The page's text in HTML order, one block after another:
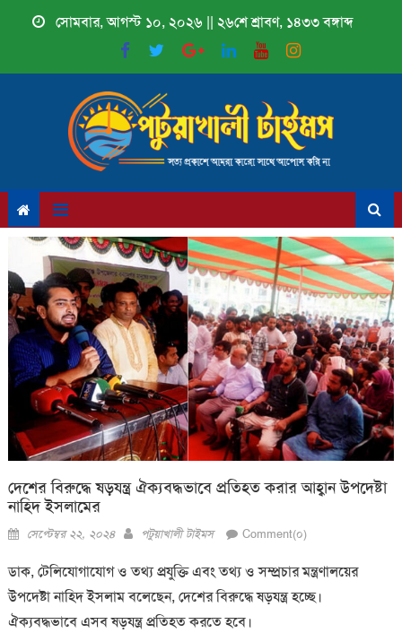
সোমবার, আগস্ট ১০, ২০২৬ || ২৬শে শ্রাবণ, ১৪৩৩ বঙ্গাব্দ
দেশের বিরুদ্ধে ষড়যন্ত্র ঐক্যবদ্ধভাবে প্রতিহত করার আহ্বান উপদেষ্টা
নাহিদ ইসলামের
Posted
সেপ্টেম্বর ২২, ২০২৪ Author
পটুয়াখালী টাইমস Comment(০)
ডাক, টেলিযোগাযোগ ও তথ্য প্রযুক্তি এবং তথ্য ও সম্প্রচার মন্ত্রণালয়ের
উপদেষ্টা নাহিদ ইসলাম বলেছেন, দেশের বিরুদ্ধে ষড়যন্ত্র হচ্ছে।
ঐক্যবদ্ধভাবে এসব ষড়যন্ত্র প্রতিহত করতে হবে।